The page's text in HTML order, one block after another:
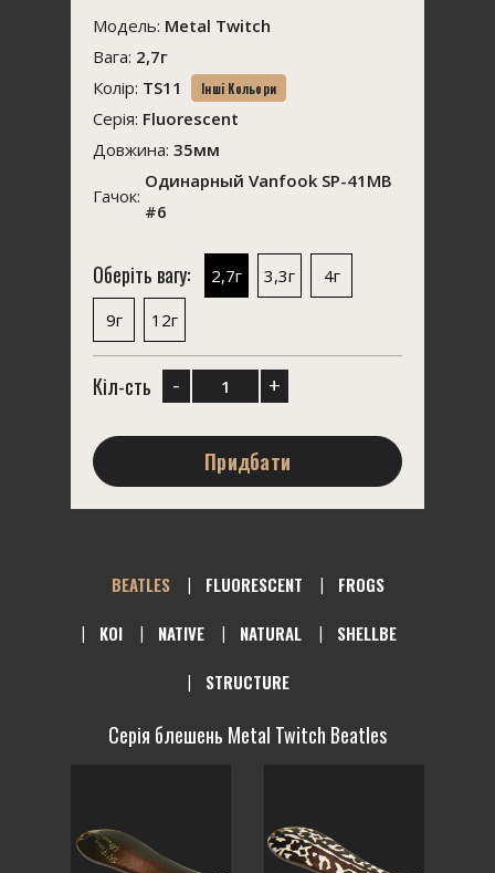
Модель: Metal Twitch
Вага: 2,7г
Колір: TS11 Інші Кольори
Серія: Fluorescent
Довжина: 35мм
Гачок:
Одинарный Vanfook SP-41MB
#6
Оберіть вагу: 2,7г 3,3г
4г
9г
12г
Кіл-сть - +
Придбати
BEATLES FLUORESCENT
FROGS
KOI
NATIVE NATURAL
SHELLBE
STRUCTURE
Серія блешень Metal Twitch Beatles